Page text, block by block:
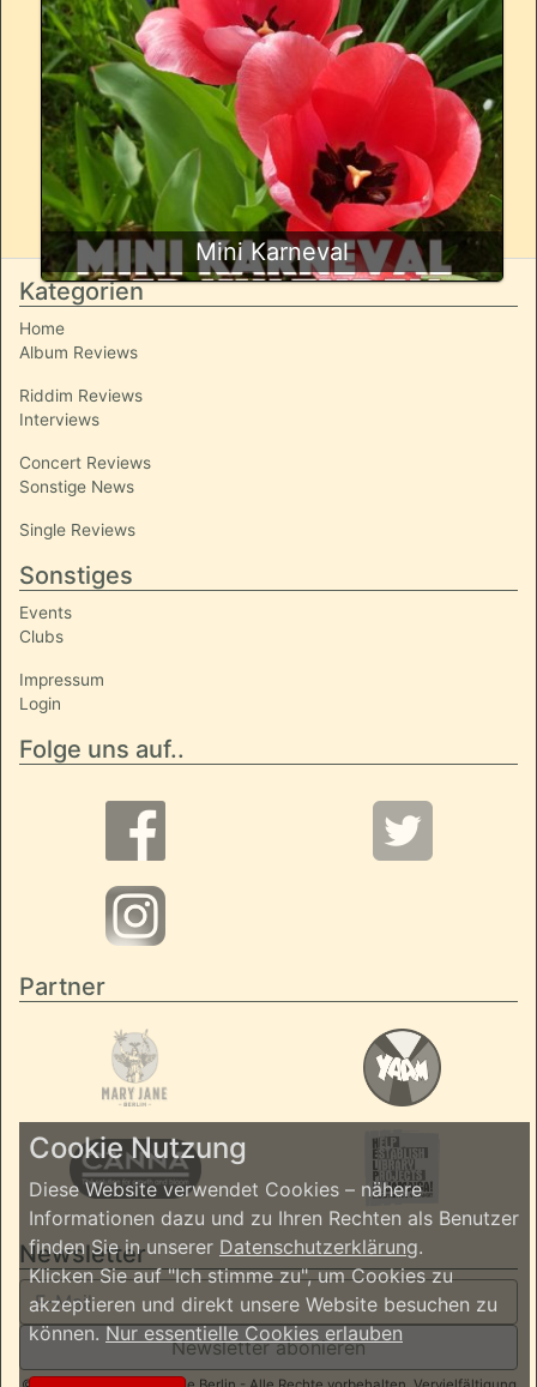
Mini Karneval
Kategorien
Home
Album Reviews
Riddim Reviews
Interviews
Concert Reviews
Sonstige News
Single Reviews
Sonstiges
Events
Clubs
Impressum
Login
Folge uns auf..
Partner
Newsletter
Newsletter abonieren
Cookie Nutzung
Diese Website verwendet Cookies – nähere
Informationen dazu und zu Ihren Rechten als Benutzer
finden Sie in unserer Datenschutzerklärung.
Klicken Sie auf "Ich stimme zu", um Cookies zu
akzeptieren und direkt unsere Website besuchen zu
können.Nur essentielle Cookies erlauben